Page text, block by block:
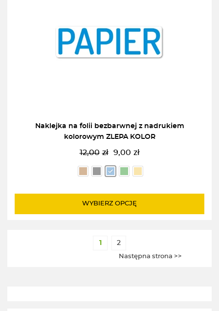
Naklejka na folii bezbarwnej z nadrukiem
kolorowym ZLEPA KOLOR
12,00 zł
Pierwotna
cena
wynosiła:
9,00 zł
Aktualna
cena
wynosi:
WYBIERZ OPCJĘ
1 2
Następna strona >>